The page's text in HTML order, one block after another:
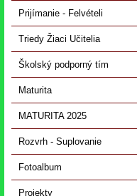
Prijímanie - Felvételi
Triedy Žiaci Učitelia
Školský podporný tím
Maturita
MATURITA 2025
Rozvrh - Suplovanie
Fotoalbum
Projekty